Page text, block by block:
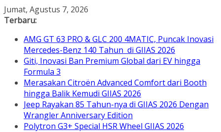
Skip
to
Jumat, Agustus 7, 2026
Terbaru:
AMG GT 63 PRO & GLC 200 4MATIC, Puncak Inovasi
Mercedes-Benz 140 Tahun di GIIAS 2026
Giti, Inovasi Ban Premium Global dari EV hingga
Formula 3
Merasakan Citroën Advanced Comfort dari Booth
hingga Balik Kemudi GIIAS 2026
Jeep Rayakan 85 Tahun-nya di GIIAS 2026 Dengan
Wrangler Anniversary Edition
Polytron G3+ Special HSR Wheel GIIAS 2026